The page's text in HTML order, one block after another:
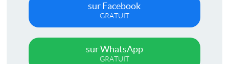
sur Facebook
GRATUIT
sur WhatsApp
GRATUIT